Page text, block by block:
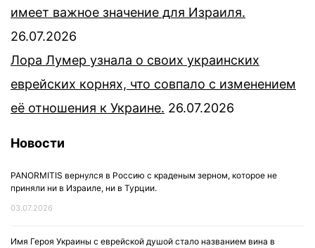
имеет важное значение для Израиля.
26.07.2026
Лора Лумер узнала о своих украинских
еврейских корнях, что совпало с изменением
её отношения к Украине. 26.07.2026
Новости
PANORMITIS вернулся в Россию с краденым зерном, которое не
приняли ни в Израиле, ни в Турции.
03.07.2026
Имя Героя Украины с еврейской душой стало названием вина в